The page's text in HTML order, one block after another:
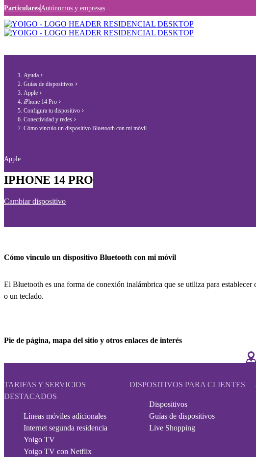
Particulares Autónomos y empresas
Ayuda
Guías de dispositivos
Apple
iPhone 14 Pro
Configura tu dispositivo
Conectividad y redes
Cómo vinculo un dispositivo Bluetooth con mi móvil
Apple
IPHONE 14 PRO
Cambiar dispositivo
Cómo vinculo un dispositivo Bluetooth con mi móvil
El Bluetooth es una forma de conexión inalámbrica que se utiliza para
o un teclado.
Pie de página, mapa del sitio y otros enlaces de interés
TARIFAS Y SERVICIOS
DESTACADOS
Líneas móviles adicionales
Internet segunda residencia
Yoigo TV
Yoigo TV con Netflix
DISPOSITIVOS PARA CLIENTES
Dispositivos
Guías de dispositivos
Live Shopping